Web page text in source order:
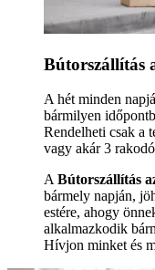
Bútorszállítás
A hét minden
bármilyen
Rendelheti csak a
vagy akár 3
A Bútorszállítás
bármely napján,
estére, ahogy
alkalmazkodik
Hívjon minket és